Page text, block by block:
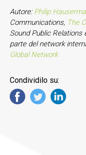
Autore: Philip
Communications, The
Sound Public
parte del network
Global Network
Condividilo su: